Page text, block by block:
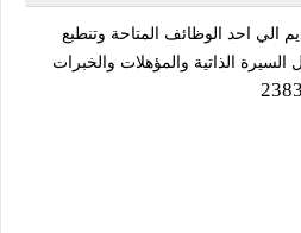
الي احد الوظائف المتاحة وتنطبع
الذاتية والمؤهلات والخبرات